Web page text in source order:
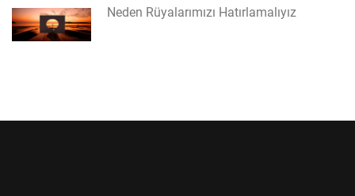
Neden Rüyalarımızı Hatırlamalıyız